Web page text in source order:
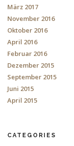
März 2017
November 2016
Oktober 2016
April 2016
Februar 2016
Dezember 2015
September 2015
Juni 2015
April 2015
CATEGORIES